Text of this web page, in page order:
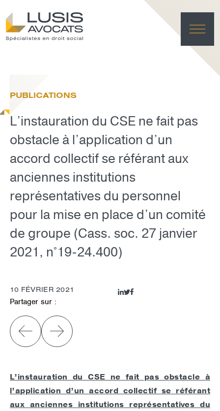
PUBLICATIONS
L’instauration du CSE ne fait pas
obstacle à l’application d’un
accord collectif se référant aux
anciennes institutions
représentatives du personnel
pour la mise en place d’un comité
de groupe (Cass. soc. 27 janvier
2021, n°19-24.400)
10 FÉVRIER 2021
Partager sur :
L’instauration du CSE ne fait pas obstacle à
l’application d’un accord collectif se référant
aux anciennes institutions représentatives du